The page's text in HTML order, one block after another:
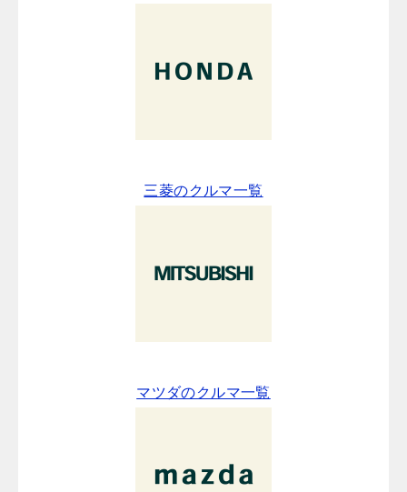
三菱のクルマ一覧
マツダのクルマ一覧